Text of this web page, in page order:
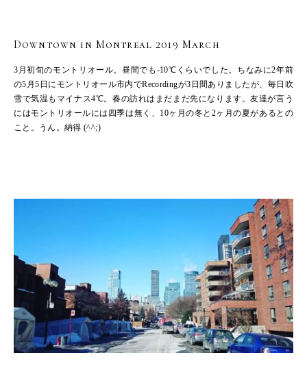
Downtown in Montreal 2019 March
3月初旬のモントリオール。昼間でも-10℃くらいでした。ちなみに2年前
の5月5日にモントリオール市内でRecordingが3日間ありましたが、毎日吹
雪で気温もマイナス4℃。春の訪れはまだまだ先になります。友達が言う
にはモントリオールには四季は無く、10ヶ月の冬と2ヶ月の夏があるとの
こと。うん。納得 (^^;)